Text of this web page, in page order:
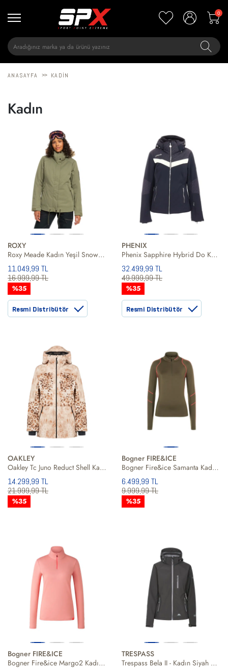
0
ANASAYFA >> KADIN
Kadın
ROXY
Roxy Meade Kadın Yeşil Snowboard Ceketi
11.049,99 TL
16.999,99 TL
%35
Resmi Distribütör
PHENIX
Phenix Sapphire Hybrid Do Kadın Siyah Kayak Ceketi
32.499,99 TL
49.999,99 TL
%35
Resmi Distribütör
OAKLEY
Oakley Tc Juno Reduct Shell Kadın Snowboard Ceketi
14.299,99 TL
21.999,99 TL
%35
Bogner FIRE&ICE
Bogner Fire&ice Samanta Kadın Yeşil İçlik Üst
6.499,99 TL
9.999,99 TL
%35
Bogner FIRE&ICE
Bogner Fire&ice Margo2 Kadın Pembe İçlik Üst
TRESPASS
Trespass Bela II - Kadın Siyah Softshell